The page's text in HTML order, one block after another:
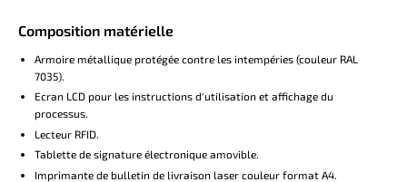
Composition matérielle
Armoire métallique protégée contre les intempéries (couleur RAL
7035).
Ecran LCD pour les instructions d'utilisation et affichage du
processus.
Lecteur RFID.
Tablette de signature électronique amovible.
Imprimante de bulletin de livraison laser couleur format A4.